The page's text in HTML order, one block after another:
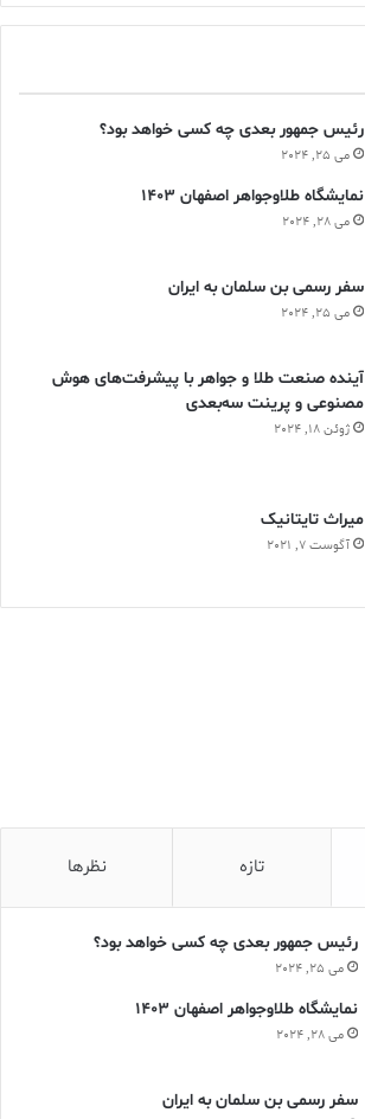
رئیس جمهور بعدی چه کسی خواهد بود؟
می 25, 2024
نمایشگاه طلاوجواهر اصفهان 1403
می 28, 2024
سفر رسمی بن سلمان به ایران
می 25, 2024
آینده صنعت طلا و جواهر با پیشرفت‌های هوش
مصنوعی و پرینت سه‌بعدی
ژوئن 18, 2024
ميراث تايتانيک
آگوست 7, 2021
تازه نظرها
رئیس جمهور بعدی چه کسی خواهد بود؟
می 25, 2024
نمایشگاه طلاوجواهر اصفهان 1403
می 28, 2024
سفر رسمی بن سلمان به ایران